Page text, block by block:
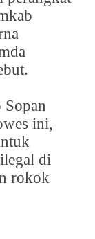
Sopan
ini,
ilegal di
rokok